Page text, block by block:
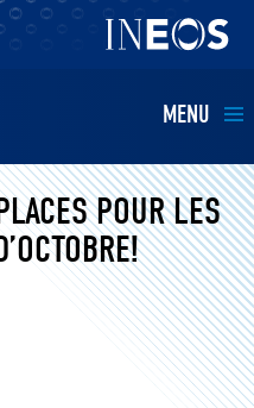
MENU
POUR LES